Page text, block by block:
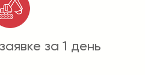
за 1 день